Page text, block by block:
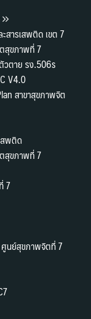
สารเสพติด เขต 7
ตสุขภาพที่ 7
วตาย รง.506s
V4.0
สาขาสุขภาพจิต
สพติด
ตสุขภาพที่ 7
7
ศูนย์สุขภาพจิตที่ 7